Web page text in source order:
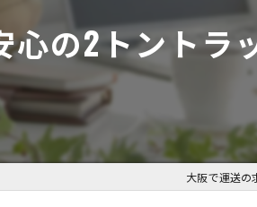
心の2トントラ
大阪で運送の